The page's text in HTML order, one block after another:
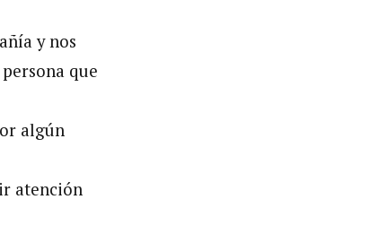
y nos
que
algún
atención